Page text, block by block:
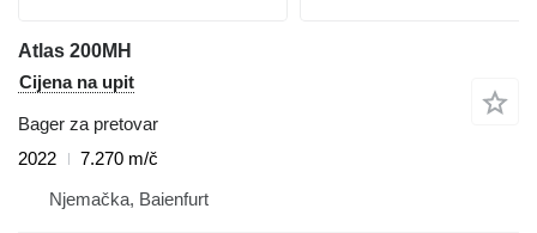
Atlas 200MH
Cijena na upit
Bager za pretovar
2022
7.270 m/č
Njemačka, Baienfurt